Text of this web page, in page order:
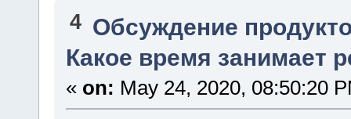
4 Обсуждение
Какое время занимает
« on: May 24, 2020, 08:50:20